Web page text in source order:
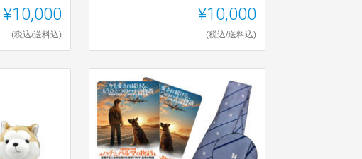
¥10,000
(税込/送料込)
¥10,000
(税込/送料込)